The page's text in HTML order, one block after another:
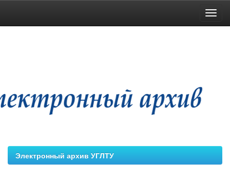
Электронный архив УГЛТУ